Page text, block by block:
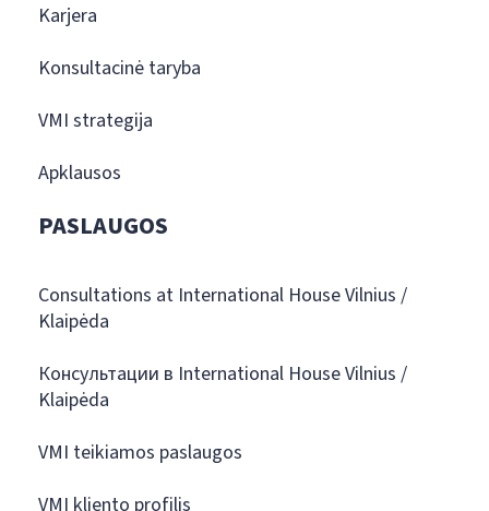
Karjera
Konsultacinė taryba
VMI strategija
Apklausos
PASLAUGOS
Consultations at International House Vilnius /
Klaipėda
Консультации в International House Vilnius /
Klaipėda
VMI teikiamos paslaugos
VMI kliento profilis